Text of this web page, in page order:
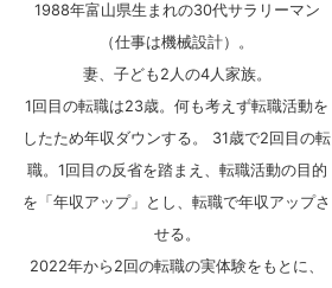
1988年富山県生まれの30代サラリーマン
（仕事は機械設計）。
妻、子ども2人の4人家族。
1回目の転職は23歳。何も考えず転職活動を
したため年収ダウンする。 31歳で2回目の転
職。1回目の反省を踏まえ、転職活動の目的
を「年収アップ」とし、転職で年収アップさ
せる。
2022年から2回の転職の実体験をもとに、